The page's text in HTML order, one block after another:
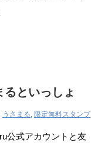
といっしょ
, うさまる, 限定無料スタンプ
公式アカウントと友